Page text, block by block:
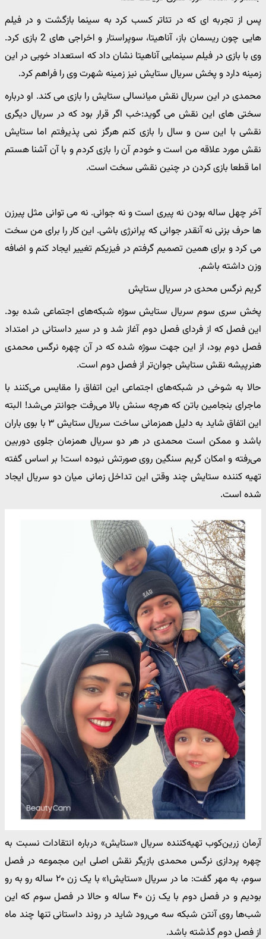
پس از تجربه ای که در تئاتر کسب کرد به سینما بازگشت و در فیلم
هایی چون ریسمان باز، آناهیتا، سوپراستار و اخراجی های 2 بازی کرد.
وی با بازی در فیلم سینمایی آناهیتا نشان داد که استعداد خوبی در این
زمینه دارد و پخش سریال ستایش نیز زمینه شهرت وی را فراهم کرد.
محمدی در این سریال نقش میانسالی ستایش را بازی می کند. او درباره
سختی های این نقش می گوید:خب اگر قرار بود که در سریال دیگری
نقشی با این سن و سال را بازی کنم هرگز نمی پذیرفتم اما ستایش
نقش مورد علاقه من است و خودم آن را بازی کردم و با آن آشنا هستم
اما قطعا بازی کردن در چنین نقشی سخت است.
آخر چهل ساله بودن نه پیری است و نه جوانی. نه می توانی مثل پیرزن
ها حرف بزنی نه آنقدر جوانی که پرانرژی باشی. این کار را برای من سخت
می کرد و برای همین تصمیم گرفتم در فیزیکم تغییر ایجاد کنم و اضافه
وزن داشته باشم.
گریم نرگس محدی در سریال ستایش
پخش سری سوم سریال ستایش سوژه شبکه‌های اجتماعی شده بود.
این فصل که از فردای فصل دوم آغاز شد و در سیر داستانی در امتداد
فصل دوم بود، از این جهت سوژه شده که در آن چهره نرگس محمدی
هنرپیشه نقش ستایش جوان‌تر از فصل دوم است.
حالا به شوخی در شبکه‌های اجتماعی این اتفاق را مقایس می‌کنند با
ماجرای بنجامین باتن که هرچه سنش بالا می‌رفت جوانتر می‌شد! البته
این اتفاق شاید به دلیل همزمانی ساخت سریال ستایش ۳ با بوی باران
باشد و ممکن است محمدی در هر دو سریال همزمان جلوی دوربین
می‌رفته و امکان گریم سنگین روی صورتش نبوده است! بر اساس گفته
تهیه کننده ستایش چند وقتی این تداخل زمانی میان دو سریال ایجاد
شده است.
آرمان زرین‌کوب تهیه‌کننده سریال «ستایش» درباره انتقادات نسبت به
چهره پردازی نرگس محمدی بازیگر نقش اصلی این مجموعه در فصل
سوم، به مهر گفت: ما در سریال «ستایش۱» با یک زن ۲۰ ساله رو به رو
بودیم و در فصل دوم با یک زن ۴۰ ساله و حالا در فصل سوم که این
شب‌ها روی آنتن شبکه سه می‌رود شاید در روند داستانی تنها چند ماه
از فصل دوم گذشته باشد.